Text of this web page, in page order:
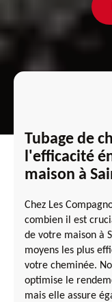
Tubage de
l'efficacité
maison à
Chez Les
combien il est
de votre maison à
moyens les plus
votre cheminée.
optimise le
mais elle assure